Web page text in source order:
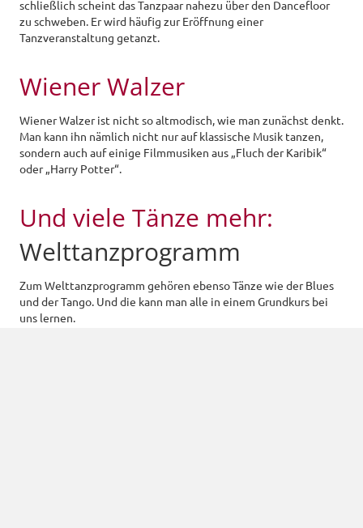
schließlich scheint das Tanzpaar nahezu über den Dancefloor
zu schweben. Er wird häufig zur Eröffnung einer
Tanzveranstaltung getanzt.
Wiener Walzer
Wiener Walzer ist nicht so altmodisch, wie man zunächst denkt.
Man kann ihn nämlich nicht nur auf klassische Musik tanzen,
sondern auch auf einige Filmmusiken aus „Fluch der Karibik“
oder „Harry Potter“.
Und viele Tänze mehr:
Welttanzprogramm
Zum Welttanzprogramm gehören ebenso Tänze wie der Blues
und der Tango. Und die kann man alle in einem Grundkurs bei
uns lernen.